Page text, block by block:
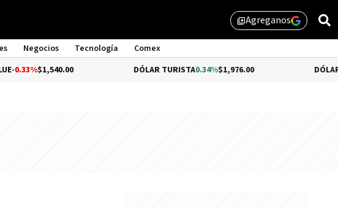
library_addAgreganos
Negocios Tecnología
Comex
DÓLAR TURISTA0.34%$1,976.00 DÓLAR MEP-